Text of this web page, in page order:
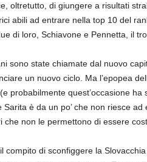
oltretutto, di giungere a risultati
abili ad entrare nella top 10 del
di loro, Schiavone e Pennetta, il
sono state chiamate dal nuovo
un nuovo ciclo. Ma l’epopea
probabilmente quest’occasione
Sarita è da un po’ che non riesce
che non le permettono di essere
compito di sconfiggere la